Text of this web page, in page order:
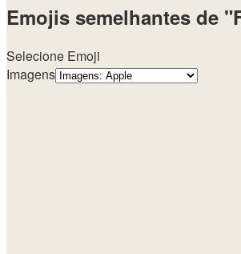
Emojis semelhantes de
Selecione Emoji
Imagens